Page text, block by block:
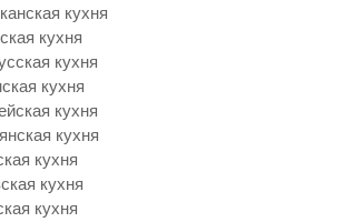
кухня
кухня
кухня
кухня
кухня
кухня
кухня
кухня
кухня